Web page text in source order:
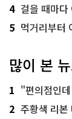
4 걸을 때마다
5 먹거리부터
많이 본
1 "편의점인데
2 주황색 리본